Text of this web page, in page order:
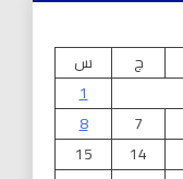
ج
س
1
7
8
14
15